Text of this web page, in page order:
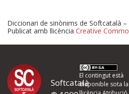
Proposeu-
d'errors
Diccionari de sinònims de Softcatalà –
Publicat amb llicència Creative
Softcatalà
El contingut està
disponible sota la